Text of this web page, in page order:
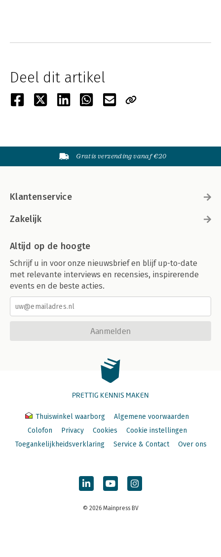
Deel dit artikel
Gratis verzending vanaf €20
Klantenservice
Zakelijk
Altijd op de hoogte
Schrijf u in voor onze nieuwsbrief en blijf up-to-date
met relevante interviews en recensies, inspirerende
events en de beste acties.
Aanmelden
PRETTIG KENNIS MAKEN
Thuiswinkel waarborg
Algemene voorwaarden
Colofon
Privacy Cookies
Cookie instellingen
Toegankelijkheidsverklaring
Service & Contact Over ons
© 2026 Mainpress BV